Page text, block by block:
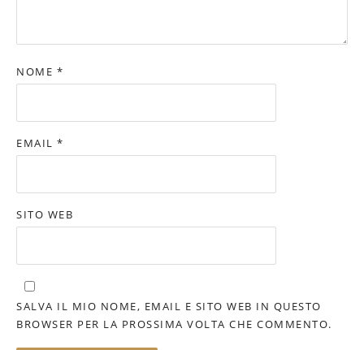
NOME *
EMAIL *
SITO WEB
SALVA IL MIO NOME, EMAIL E SITO WEB IN QUESTO
BROWSER PER LA PROSSIMA VOLTA CHE COMMENTO.